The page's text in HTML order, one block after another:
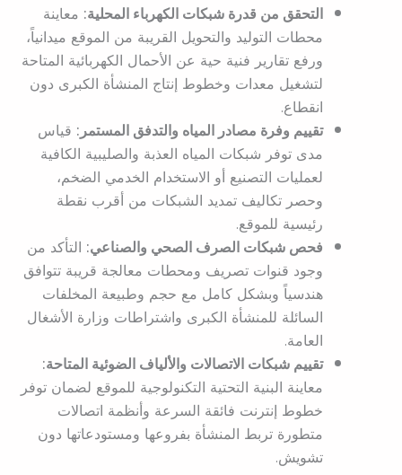
التحقق من قدرة شبكات الكهرباء المحلية: معاينة
محطات التوليد والتحويل القريبة من الموقع ميدانياً،
ورفع تقارير فنية حية عن الأحمال الكهربائية المتاحة
لتشغيل معدات وخطوط إنتاج المنشأة الكبرى دون
انقطاع.
تقييم وفرة مصادر المياه والتدفق المستمر: قياس
مدى توفر شبكات المياه العذبة والصليبية الكافية
لعمليات التصنيع أو الاستخدام الخدمي الضخم،
وحصر تكاليف تمديد الشبكات من أقرب نقطة
رئيسية للموقع.
فحص شبكات الصرف الصحي والصناعي: التأكد من
وجود قنوات تصريف ومحطات معالجة قريبة تتوافق
هندسياً وبشكل كامل مع حجم وطبيعة المخلفات
السائلة للمنشأة الكبرى واشتراطات وزارة الأشغال
العامة.
تقييم شبكات الاتصالات والألياف الضوئية المتاحة:
معاينة البنية التحتية التكنولوجية للموقع لضمان توفر
خطوط إنترنت فائقة السرعة وأنظمة اتصالات
متطورة تربط المنشأة بفروعها ومستودعاتها دون
تشويش.